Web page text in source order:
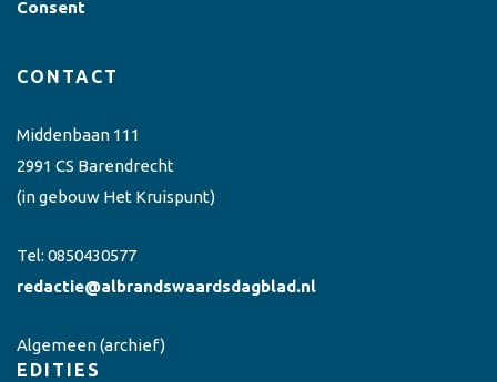
Consent
CONTACT
Middenbaan 111
2991 CS Barendrecht
(in gebouw Het Kruispunt)
Tel: 0850430577
redactie@albrandswaardsdagblad.nl
Algemeen(archief)
EDITIES